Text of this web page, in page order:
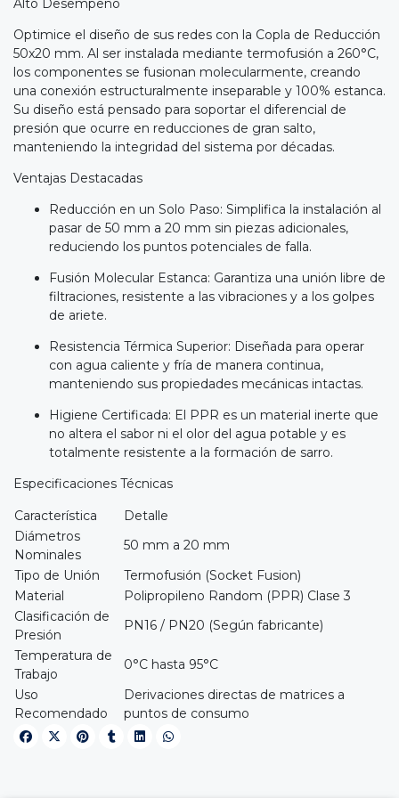
Alto Desempeño
Optimice el diseño de sus redes con la Copla de Reducción
50x20 mm. Al ser instalada mediante termofusión a 260°C,
los componentes se fusionan molecularmente, creando
una conexión estructuralmente inseparable y 100% estanca.
Su diseño está pensado para soportar el diferencial de
presión que ocurre en reducciones de gran salto,
manteniendo la integridad del sistema por décadas.
Ventajas Destacadas
Reducción en un Solo Paso: Simplifica la instalación al
pasar de 50 mm a 20 mm sin piezas adicionales,
reduciendo los puntos potenciales de falla.
Fusión Molecular Estanca: Garantiza una unión libre de
filtraciones, resistente a las vibraciones y a los golpes
de ariete.
Resistencia Térmica Superior: Diseñada para operar
con agua caliente y fría de manera continua,
manteniendo sus propiedades mecánicas intactas.
Higiene Certificada: El PPR es un material inerte que
no altera el sabor ni el olor del agua potable y es
totalmente resistente a la formación de sarro.
Especificaciones Técnicas
Característica
Detalle
Diámetros
Nominales
50 mm a 20 mm
Tipo de Unión
Termofusión (Socket Fusion)
Material
Polipropileno Random (PPR) Clase 3
Clasificación de
Presión
PN16 / PN20 (Según fabricante)
Temperatura de
Trabajo
0°C hasta 95°C
Uso
Recomendado
Derivaciones directas de matrices a
puntos de consumo